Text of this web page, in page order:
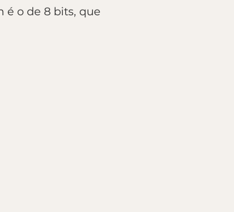
é o de 8 bits, que